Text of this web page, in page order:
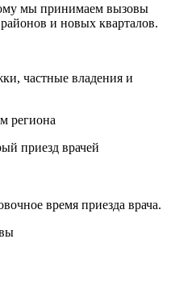
мы принимаем вызовы
и новых кварталов.
частные владения и
региона
приезд врачей
время приезда врача.